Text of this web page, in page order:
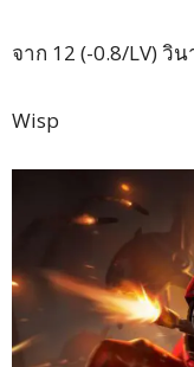
จาก 12 (-0.8/LV) วิ
Wisp